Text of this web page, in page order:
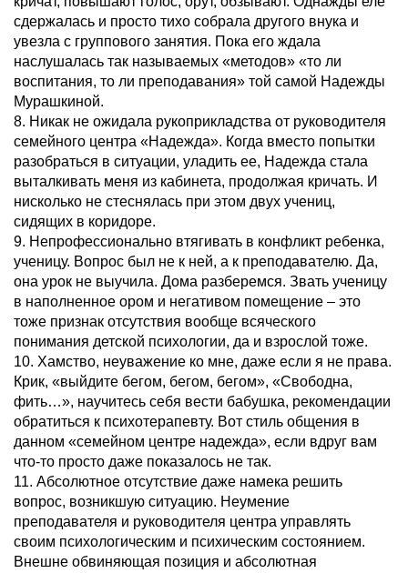
сдержалась и просто тихо собрала другого внука и
увезла с группового занятия. Пока его ждала
наслушалась так называемых «методов» «то ли
воспитания, то ли преподавания» той самой Надежды
Мурашкиной.
8. Никак не ожидала рукоприкладства от руководителя
семейного центра «Надежда». Когда вместо попытки
разобраться в ситуации, уладить ее, Надежда стала
выталкивать меня из кабинета, продолжая кричать. И
нисколько не стеснялась при этом двух учениц,
сидящих в коридоре.
9. Непрофессионально втягивать в конфликт ребенка,
ученицу. Вопрос был не к ней, а к преподавателю. Да,
она урок не выучила. Дома разберемся. Звать ученицу
в наполненное ором и негативом помещение – это
тоже признак отсутствия вообще всяческого
понимания детской психологии, да и взрослой тоже.
10. Хамство, неуважение ко мне, даже если я не права.
Крик, «выйдите бегом, бегом, бегом», «Свободна,
фить…», научитесь себя вести бабушка, рекомендации
обратиться к психотерапевту. Вот стиль общения в
данном «семейном центре надежда», если вдруг вам
что-то просто даже показалось не так.
11. Абсолютное отсутствие даже намека решить
вопрос, возникшую ситуацию. Неумение
преподавателя и руководителя центра управлять
своим психологическим и психическим состоянием.
Внешне обвиняющая позиция и абсолютная